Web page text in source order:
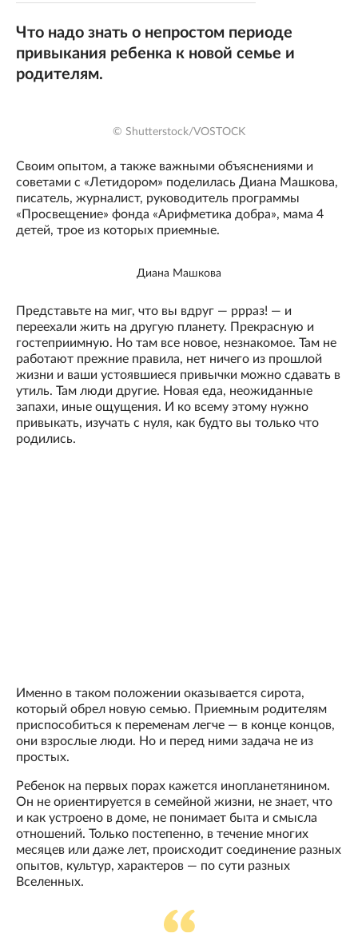
Что надо знать о непростом периоде
привыкания ребенка к новой семье и
родителям.
© Shutterstock/VOSTOCK
Своим опытом, а также важными объяснениями и
советами с «Летидором» поделилась Диана Машкова,
писатель, журналист, руководитель программы
«Просвещение» фонда «Арифметика добра», мама 4
детей, трое из которых приемные.
Диана Машкова
Представьте на миг, что вы вдруг — ррраз! — и
переехали жить на другую планету. Прекрасную и
гостеприимную. Но там все новое, незнакомое. Там не
работают прежние правила, нет ничего из прошлой
жизни и ваши устоявшиеся привычки можно сдавать в
утиль. Там люди другие. Новая еда, неожиданные
запахи, иные ощущения. И ко всему этому нужно
привыкать, изучать с нуля, как будто вы только что
родились.
Именно в таком положении оказывается сирота,
который обрел новую семью. Приемным родителям
приспособиться к переменам легче — в конце концов,
они взрослые люди. Но и перед ними задача не из
простых.
Ребенок на первых порах кажется инопланетянином.
Он не ориентируется в семейной жизни, не знает, что
и как устроено в доме, не понимает быта и смысла
отношений. Только постепенно, в течение многих
месяцев или даже лет, происходит соединение разных
опытов, культур, характеров — по сути разных
Вселенных.